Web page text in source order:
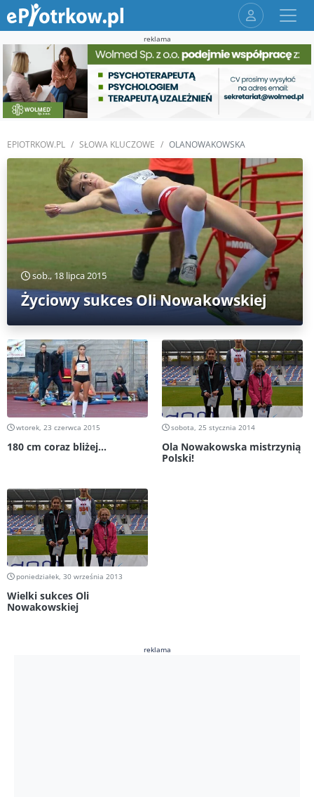
reklama
EPIOTRKOW.PL SŁOWA KLUCZOWE OLANOWAKOWSKA
sob., 18 lipca 2015
Życiowy sukces Oli Nowakowskiej
wtorek, 23 czerwca 2015
180 cm coraz bliżej...
sobota, 25 stycznia 2014
Ola Nowakowska mistrzynią
Polski!
poniedziałek, 30 września 2013
Wielki sukces Oli
Nowakowskiej
reklama